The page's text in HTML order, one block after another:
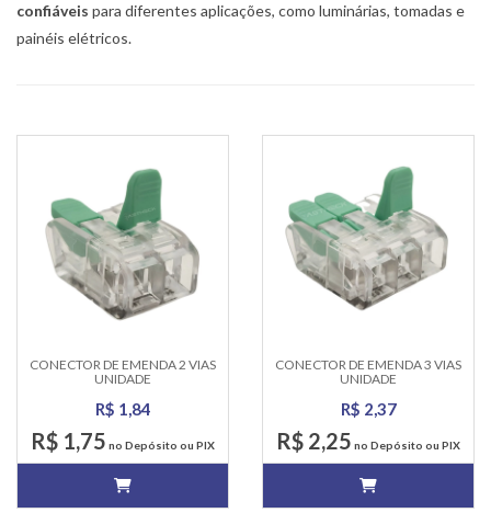
confiáveis para diferentes aplicações, como luminárias, tomadas e
painéis elétricos.
CONECTOR DE EMENDA 2 VIAS
UNIDADE
R$ 1,84
R$ 1,75 no Depósito ou PIX
CONECTOR DE EMENDA 3 VIAS
UNIDADE
R$ 2,37
R$ 2,25 no Depósito ou PIX